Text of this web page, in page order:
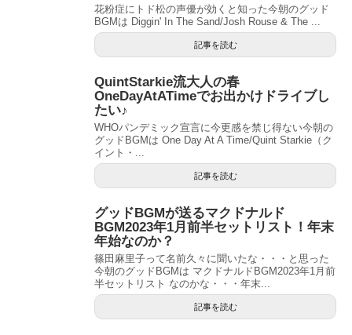
花粉症にトド松の声優が効くと知った今朝のグッド
BGMは Diggin' In The Sand/Josh Rouse & The ...
記事を読む
QuintStarkie流大人の春
OneDayAtATimeでお出かけドライブし
たい♪
WHOパンデミック宣言に今更感を禁じ得ない今朝の
グッドBGMは One Day At A Time/Quint Starkie（ク
イント・...
記事を読む
グッドBGMが送るマクドナルド
BGM2023年1月前半セットリスト！年末
年始なのか？
篠田麻里子って名前久々に聞いたな・・・と思った
今朝のグッドBGMは マクドナルドBGM2023年1月前
半セットリスト なのかな・・・年末...
記事を読む